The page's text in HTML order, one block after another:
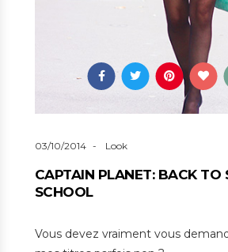
03/10/2014 Look
CAPTAIN PLANET: BACK TO
SCHOOL
Vous devez vraiment vous